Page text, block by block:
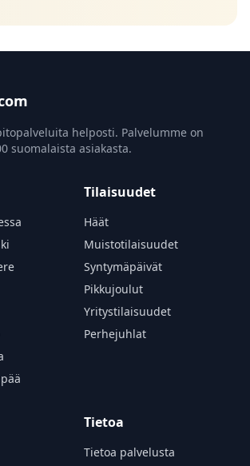
helposti. Palvelumme on
suomalaista asiakasta.
Tilaisuudet
Häät
Muistotilaisuudet
Syntymäpäivät
Pikkujoulut
Yritystilaisuudet
Perhejuhlat
Tietoa
Tietoa palvelusta